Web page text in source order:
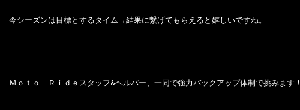
今シーズンは目標とするタイム→結果に繋げてもらえると嬉しいですね。
Ｍｏｔｏ Ｒｉｄｅスタッフ&ヘルパー、一同で強力バックアップ体制で挑みます！